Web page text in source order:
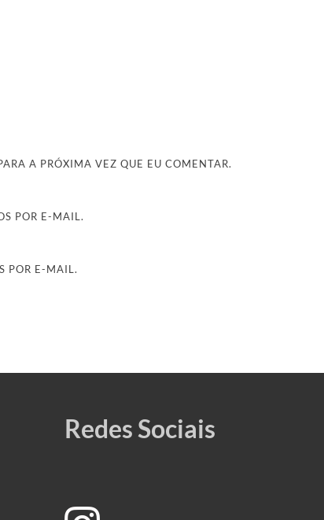
A PRÓXIMA VEZ QUE EU COMENTAR.
POR E-MAIL.
POR E-MAIL.
Redes Sociais